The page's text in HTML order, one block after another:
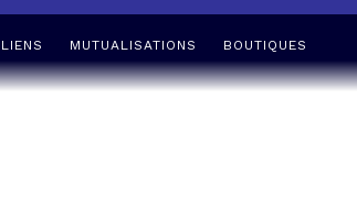
LIENS MUTUALISATIONS BOUTIQUES